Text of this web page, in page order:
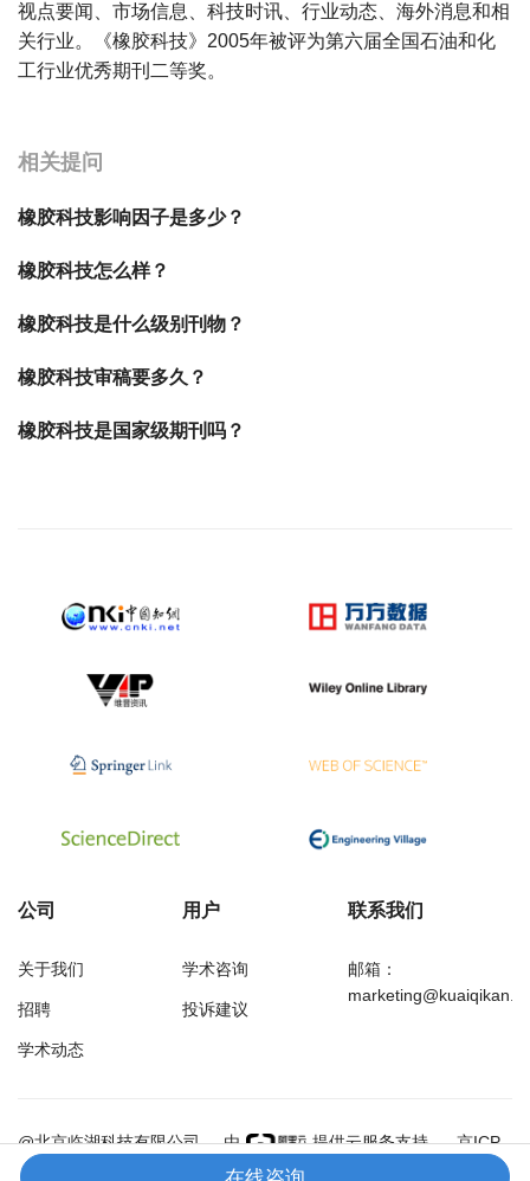
视点要闻、市场信息、科技时讯、行业动态、海外消息和相
关行业。《橡胶科技》2005年被评为第六届全国石油和化
工行业优秀期刊二等奖。
相关提问
橡胶科技影响因子是多少？
橡胶科技怎么样？
橡胶科技是什么级别刊物？
橡胶科技审稿要多久？
橡胶科技是国家级期刊吗？
公司
关于我们
招聘
学术动态
用户
学术咨询
投诉建议
联系我们
邮箱：
@北京临湖科技有限公司 由 提供云服务支持
京ICP
备18002349号-1